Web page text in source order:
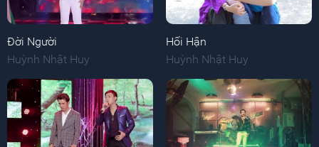
Đời Người
Huỳnh Nhật Huy
Hối Hận
Huỳnh Nhật Huy